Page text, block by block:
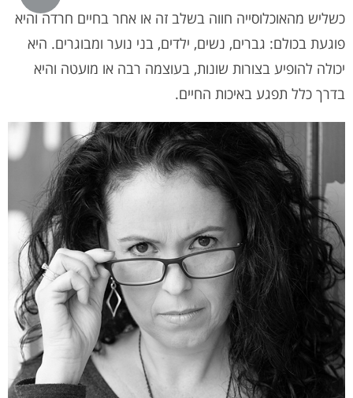
כשליש מהאוכלוסייה חווה בשלב זה או אחר בחיים חרדה והיא
פוגעת בכולם: גברים, נשים, ילדים, בני נוער ומבוגרים. היא
יכולה להופיע בצורות שונות, בעוצמה רבה או מועטה והיא
בדרך כלל תפגע באיכות החיים.